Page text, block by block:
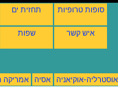
תחזית ים סופות טרופיות
שפות איש קשר
אמריקה אסיה אוסטרליה-אוקיאניה